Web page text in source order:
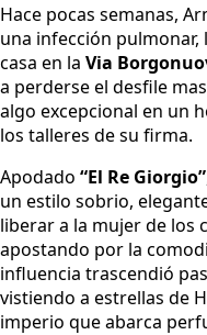
Hace pocas semanas,
una infección pulmonar,
casa en la Via
a perderse el desfile
algo excepcional en un
los talleres de su firma.
Apodado “El Re Giorgio”
un estilo sobrio,
liberar a la mujer de los
apostando por la
influencia trascendió
vistiendo a estrellas de
imperio que abarca